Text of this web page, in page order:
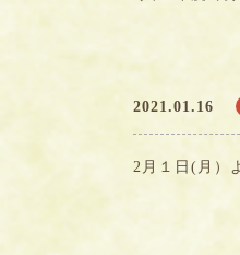
2021.01.16
2月１日(月）